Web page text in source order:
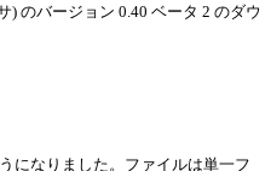
のバージョン 0.40 ベータ 2 のダウ
になりました。ファイルは単一フ